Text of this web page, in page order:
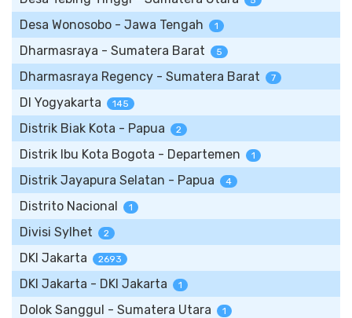
Desa Wonosobo - Jawa Tengah 1
Dharmasraya - Sumatera Barat 5
Dharmasraya Regency - Sumatera Barat 7
DI Yogyakarta 145
Distrik Biak Kota - Papua 2
Distrik Ibu Kota Bogota - Departemen 1
Distrik Jayapura Selatan - Papua 4
Distrito Nacional 1
Divisi Sylhet 2
DKI Jakarta 2693
DKI Jakarta - DKI Jakarta 1
Dolok Sanggul - Sumatera Utara 1